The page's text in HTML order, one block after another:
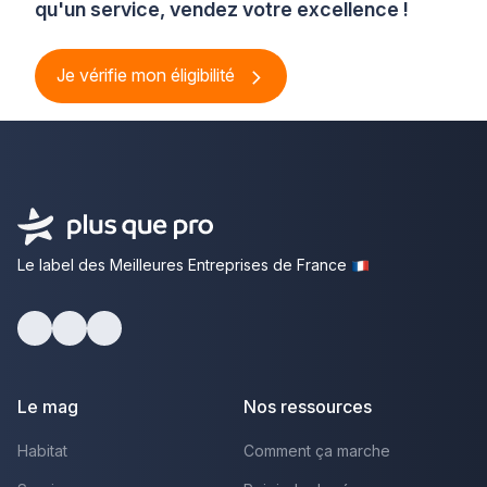
qu'un service, vendez votre excellence !
Je vérifie mon éligibilité
Le label des Meilleures Entreprises de France
Le mag
Habitat
Nos ressources
Comment ça marche